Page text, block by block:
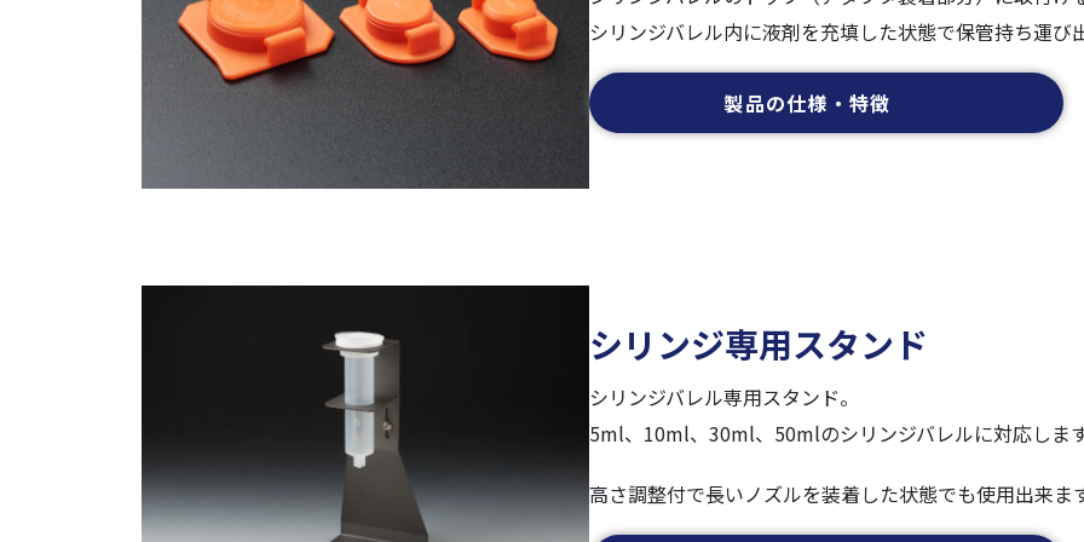
シリンジバレル内に液剤を充填した状態で保管持ち運び
製品の仕様・特徴
シリンジ専用スタンド
シリンジバレル専用スタンド。
5ml、10ml、30ml、50mlのシリンジバレルに対応します
高さ調整付で長いノズルを装着した状態でも使用出来ます